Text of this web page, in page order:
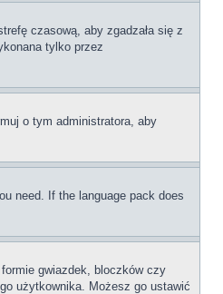
czasową, aby zgadzała się z
tylko przez
o tym administratora, aby
need. If the language pack does
gwiazdek, bloczków czy
użytkownika. Możesz go ustawić